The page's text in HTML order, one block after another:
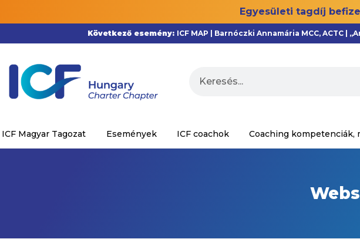
Egyesületi tagdíj
Következő esemény: ICF MAP | Barnóczki Annamária MCC, ACTC |
ICF Magyar Tagozat Események ICF coachok Coaching kompetenciák,